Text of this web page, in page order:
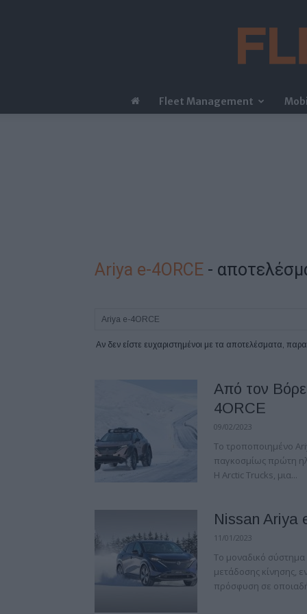
Fleet Management
Ariya e-4ORCE -
Αν δεν είστε ευχαριστημένοι με τα αποτελέσματα,
Από τον
4ORCE
09/02/2023
Το τροποποιημένο
παγκοσμίως πρώτη
Η Arctic Trucks, μια...
Nissan Ariya
11/01/2023
Το μοναδικό σύστημα
μετάδοσης κίνησης,
πρόσφυση σε